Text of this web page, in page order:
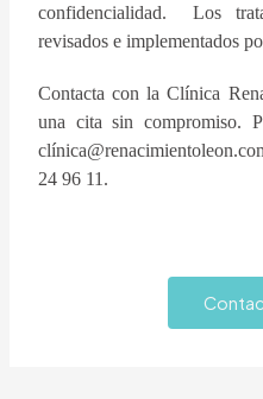
confidencialidad. Los
revisados e implementados
Contacta con la Clínica
una cita sin compromiso.
24 96 11.